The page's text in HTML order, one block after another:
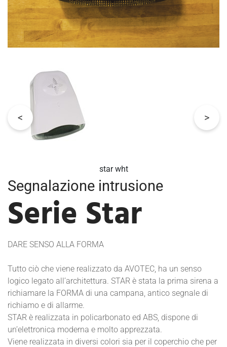
star wht
Segnalazione intrusione
Serie Star
DARE SENSO ALLA FORMA
Tutto ciò che viene realizzato da AVOTEC, ha un senso
logico legato all’architettura. STAR è stata la prima sirena a
richiamare la FORMA di una campana, antico segnale di
richiamo e di allarme.
STAR è realizzata in policarbonato ed ABS, dispone di
un’elettronica moderna e molto apprezzata.
Viene realizzata in diversi colori sia per il coperchio che per